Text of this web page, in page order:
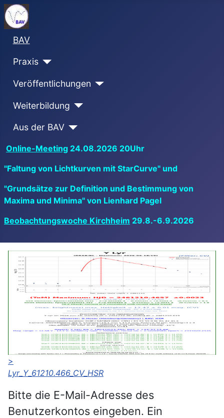
BAV
Praxis
Veröffentlichungen
Weiterbildung
Aus der BAV
Online-Meeting 24.08.2026 20Uhr
"Faltung von Lichtkurven mit StarCurve" und
"Grundsätze zur Definition und Bestimmung von
Maxima und Minima" von Lienhard Pagel
Beobachtungswoche Kirchheim 29.8.-6.9.2026
>
Lyr_Y_61210.466_CV_HSR
Bitte die E-Mail-Adresse des
Benutzerkontos eingeben. Ein